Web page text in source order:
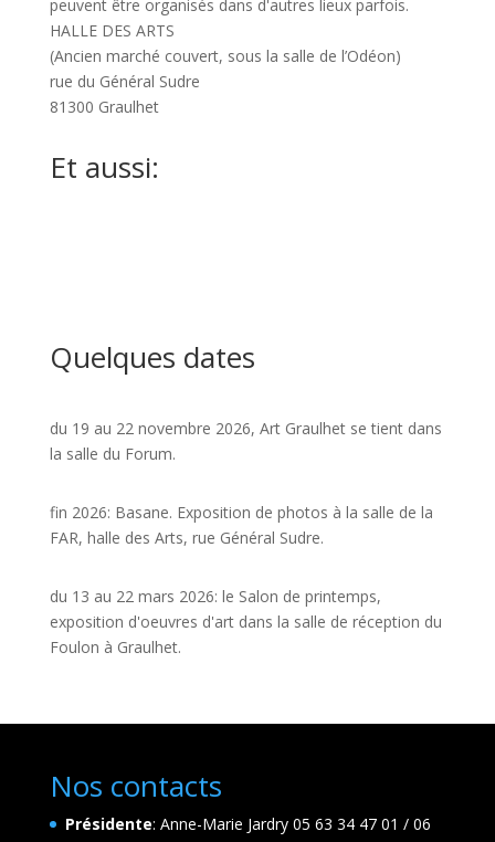
peuvent être organisés dans d'autres lieux parfois.
HALLE DES ARTS
(Ancien marché couvert, sous la salle de l’Odéon)
rue du Général Sudre
81300 Graulhet
Et aussi:
Quelques dates
du 19 au 22 novembre 2026, Art Graulhet se tient dans
la salle du Forum.
fin 2026: Basane. Exposition de photos à la salle de la
FAR, halle des Arts, rue Général Sudre.
du 13 au 22 mars 2026: le Salon de printemps,
exposition d'oeuvres d'art dans la salle de réception du
Foulon à Graulhet.
Nos contacts
Présidente: Anne-Marie Jardry 05 63 34 47 01 / 06